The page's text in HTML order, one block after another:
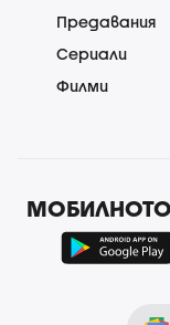
Предавания
Сериали
Филми
МОБИЛНОТО